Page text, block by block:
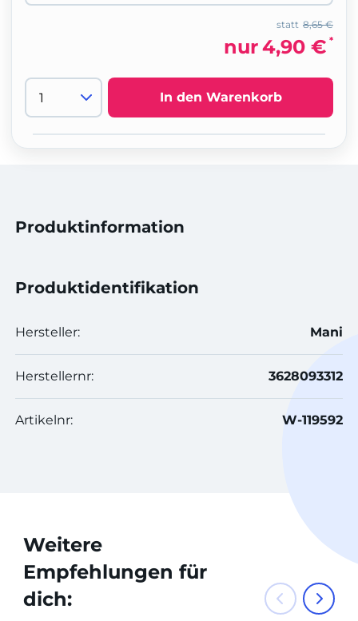
8,65 €
statt
nur4,90 € *
In den Warenkorb
Produktinformation
Produktidentifikation
Hersteller: Mani
Herstellernr: 3628093312
Artikelnr: W-119592
Weitere
Empfehlungen für
dich: